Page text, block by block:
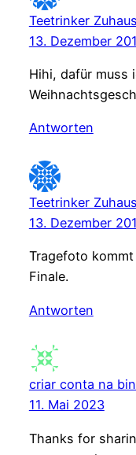
Teetrinker
13. Dezember
Hihi, dafür muss
Antworten
Teetrinker
13. Dezember
Tragefoto
Finale.
Antworten
criar conta na
11. Mai 2023
Thanks for